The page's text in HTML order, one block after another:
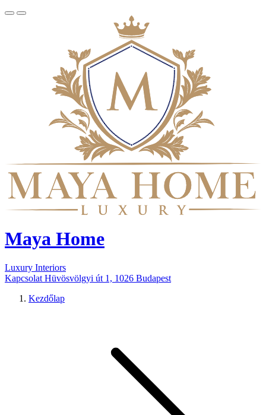
Maya Home
Luxury Interiors
Kapcsolat Hüvösvölgyi út 1, 1026 Budapest
Kezdőlap